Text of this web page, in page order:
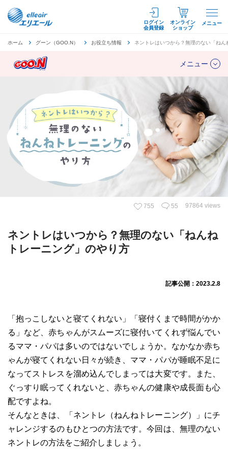
ログイン
会員登録
オンライン
ショップ
メニュー
ホーム グーン（GOO.N） お役立ち情報 ネントレはいつから？無理のない「ね
メニュー
755 55 97864 views
ネントレはいつから？無理のない「ねんね
トレーニング」のやり方
記事公開：2023.2.8
「抱っこしないと寝てくれない」「寝付くまで時間がかか
る」など、赤ちゃんがスムーズに寝付いてくれず悩んでい
るママ・パパは多いのではないでしょうか。なかなか赤ち
ゃんが寝てくれない日々が続き、ママ・パパが睡眠不足に
なってストレスを溜め込んでしまっては大変です。また、
ぐっすり眠ってくれないと、赤ちゃんの健康や成長面も心
配ですよね。
そんなときは、「ネントレ（ねんねトレーニング）」にチ
ャレンジするのもひとつの方法です。今回は、無理のない
ネントレの方法をご紹介しましょう。